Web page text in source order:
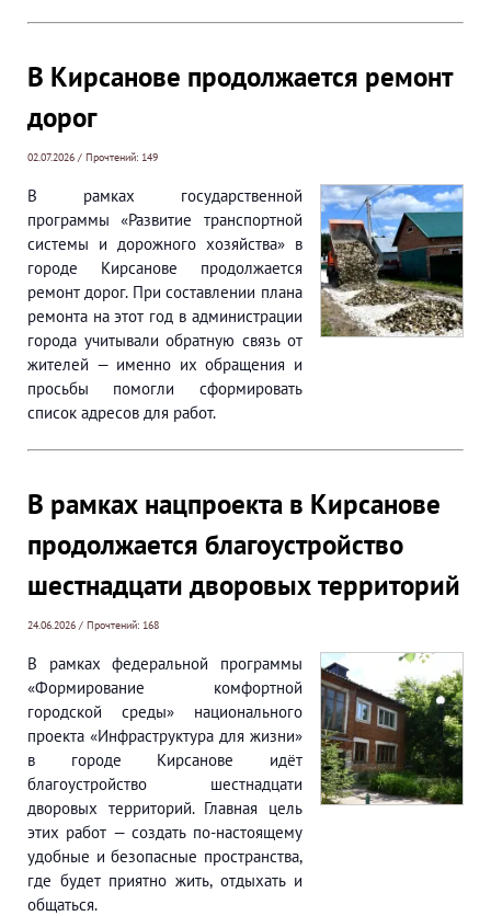
В Кирсанове продолжается ремонт
дорог
02.07.2026 / Прочтений: 149
В рамках государственной
программы «Развитие транспортной
системы и дорожного хозяйства» в
городе Кирсанове продолжается
ремонт дорог. При составлении плана
ремонта на этот год в администрации
города учитывали обратную связь от
жителей — именно их обращения и
просьбы помогли сформировать
список адресов для работ.
В рамках нацпроекта в Кирсанове
продолжается благоустройство
шестнадцати дворовых территорий
24.06.2026 / Прочтений: 168
В рамках федеральной программы
«Формирование комфортной
городской среды» национального
проекта «Инфраструктура для жизни»
в городе Кирсанове идёт
благоустройство шестнадцати
дворовых территорий. Главная цель
этих работ — создать по-настоящему
удобные и безопасные пространства,
где будет приятно жить, отдыхать и
общаться.